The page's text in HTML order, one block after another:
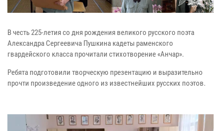
В честь 225-летия со дня рождения великого русского поэта
Александра Сергеевича Пушкина кадеты раменского
гвардейского класса прочитали стихотворение «Анчар».
Ребята подготовили творческую презентацию и выразительно
прочти произведение одного из известнейших русских поэтов.